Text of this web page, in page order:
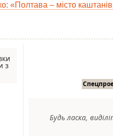
«Полтава – місто
з
Будь ласка,